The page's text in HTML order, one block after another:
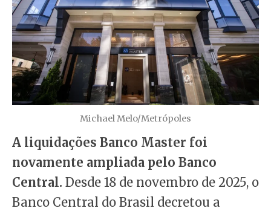
Michael Melo/Metrópoles
A liquidações Banco Master foi
novamente ampliada pelo Banco
Central. Desde 18 de novembro de 2025, o
Banco Central do Brasil decretou a